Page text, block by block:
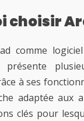
choisir
comme
présente
à ses
adaptée aux
clés pour